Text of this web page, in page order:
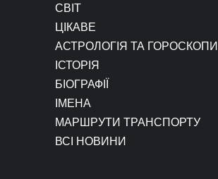
СВІТ
ЦІКАВЕ
АСТРОЛОГІЯ ТА ГОРОСКОПИ
ІСТОРІЯ
БІОГРАФІЇ
ІМЕНА
МАРШРУТИ ТРАНСПОРТУ
ВСІ НОВИНИ